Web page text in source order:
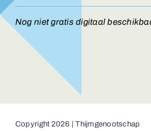
Nog niet gratis digitaal
Copyright 2026 | Thijmgenootschap